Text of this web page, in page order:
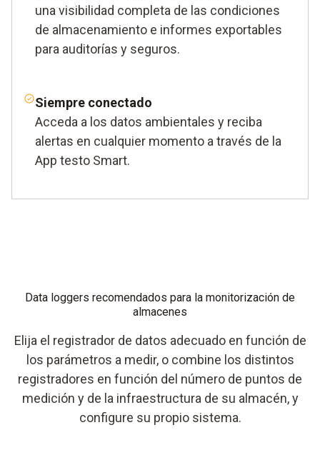
una visibilidad completa de las condiciones
de almacenamiento e informes exportables
para auditorías y seguros.
Siempre conectado
Acceda a los datos ambientales y reciba
alertas en cualquier momento a través de la
App testo Smart.
Data loggers recomendados para la monitorización de
almacenes
Elija el registrador de datos adecuado en función de
los parámetros a medir, o combine los distintos
registradores en función del número de puntos de
medición y de la infraestructura de su almacén, y
configure su propio sistema.